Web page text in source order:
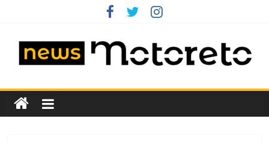
News
Motoreto